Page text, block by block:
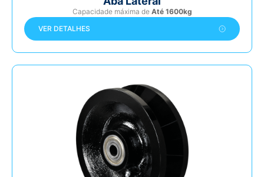
Capacidade máxima de Até 1600kg
VER DETALHES